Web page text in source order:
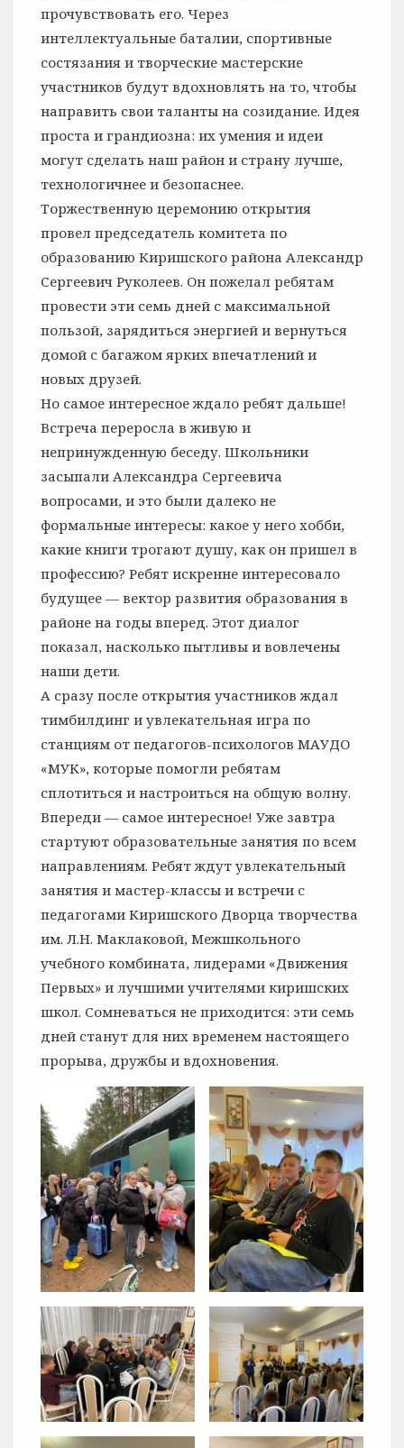
прочувствовать его. Через
интеллектуальные баталии, спортивные
состязания и творческие мастерские
участников будут вдохновлять на то, чтобы
направить свои таланты на созидание. Идея
проста и грандиозна: их умения и идеи
могут сделать наш район и страну лучше,
технологичнее и безопаснее.
Торжественную церемонию открытия
провел председатель комитета по
образованию Киришского района Александр
Сергеевич Руколеев. Он пожелал ребятам
провести эти семь дней с максимальной
пользой, зарядиться энергией и вернуться
домой с багажом ярких впечатлений и
новых друзей.
Но самое интересное ждало ребят дальше!
Встреча переросла в живую и
непринужденную беседу. Школьники
засыпали Александра Сергеевича
вопросами, и это были далеко не
формальные интересы: какое у него хобби,
какие книги трогают душу, как он пришел в
профессию? Ребят искренне интересовало
будущее — вектор развития образования в
районе на годы вперед. Этот диалог
показал, насколько пытливы и вовлечены
наши дети.
А сразу после открытия участников ждал
тимбилдинг и увлекательная игра по
станциям от педагогов-психологов МАУДО
«МУК», которые помогли ребятам
сплотиться и настроиться на общую волну.
Впереди — самое интересное! Уже завтра
стартуют образовательные занятия по всем
направлениям. Ребят ждут увлекательный
занятия и мастер-классы и встречи с
педагогами Киришского Дворца творчества
им. Л.Н. Маклаковой, Межшкольного
учебного комбината, лидерами «Движения
Первых» и лучшими учителями киришских
школ. Сомневаться не приходится: эти семь
дней станут для них временем настоящего
прорыва, дружбы и вдохновения.